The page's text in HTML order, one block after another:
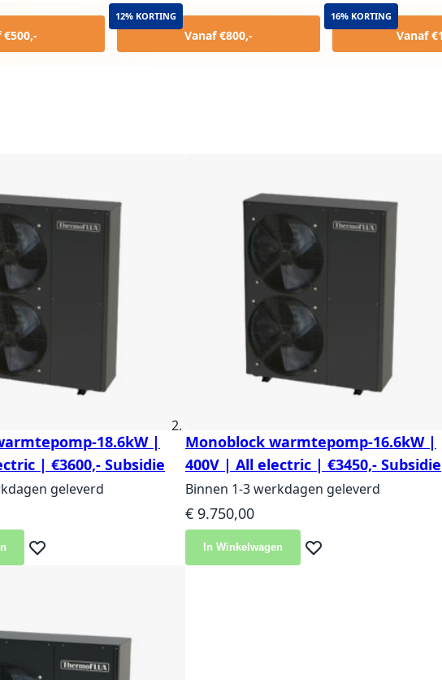
€500,-
12% KORTING
Vanaf €800,-
16% KORTING
Vanaf
18.6kW |
| €3600,- Subsidie
geleverd
Voeg toe aan verlanglijst
Monoblock warmtepomp-16.6kW |
400V | All electric | €3450,- Subsidie
Binnen 1-3 werkdagen geleverd
€ 9.750,00
In Winkelwagen Voeg toe aan verlanglijst